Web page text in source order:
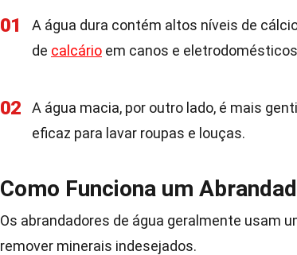
01
A água dura contém altos níveis de
de calcário em canos e
02
A água macia, por outro lado, é mais
eficaz para lavar roupas e louças.
Como Funciona um
Os abrandadores de água geralmente usam
remover minerais indesejados.